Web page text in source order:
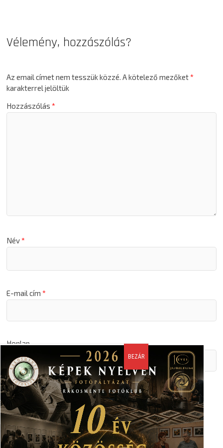
Vélemény, hozzászólás?
Az email címet nem tesszük közzé. A kötelező mezőket*
karakterrel jelöltük
Hozzászólás*
Név*
E-mail cím*
Honlap
A nevem, email címem, és weboldalcímem mentése a
böngészőben a következő hozzászólásomhoz.